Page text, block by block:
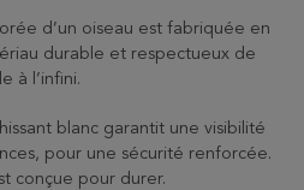
d’un oiseau est fabriquée en
durable et respectueux de
à l’infini.
blanc garantit une visibilité
pour une sécurité renforcée.
conçue pour durer.